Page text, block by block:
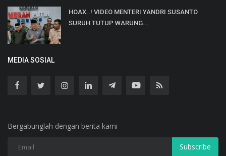
HOAX..! VIDEO MENTERI YANDRI SUSANTO
SURUH TUTUP WARUNG...
MEDIA SOSIAL
Bergabunglah dengan berita kami
Subscribe